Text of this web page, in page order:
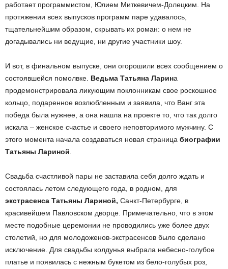
работает программистом, Юлием Миткевичем-Долецким. На
протяжении всех выпусков программ паре удавалось,
тщательнейшим образом, скрывать их роман: о нем не
догадывались ни ведущие, ни другие участники шоу.
И вот, в финальном выпуске, они огорошили всех сообщением о
состоявшейся помолвке. Ведьма Татьяна Ларина
продемонстрировала ликующим поклонникам свое роскошное
кольцо, подаренное возлюбленным и заявила, что Ванг эта
победа была нужнее, а она нашла на проекте то, что так долго
искала – женское счастье и своего неповторимого мужчину. С
этого момента начала создаваться новая страница биографии
Татьяны Лариной
Свадьба счастливой пары не заставила себя долго ждать и
состоялась летом следующего года, в родном, для
экстрасенса Татьяны Лариной, Санкт-Петербурге, в
красивейшем Павловском дворце. Примечательно, что в этом
месте подобные церемонии не проводились уже более двух
столетий, но для молодоженов-экстрасенсов было сделано
исключение. Для свадьбы колдунья выбрала небесно-голубое
платье и появилась с нежным букетом из бело-голубых роз,